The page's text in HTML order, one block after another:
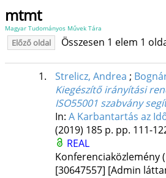
mtmt
Magyar Tudományos Művek Tára
Előző oldal Összesen 1 elem 1
1. Strelicz, Andrea ;
Kiegészítő irányítási
ISO55001 szabvány
In: A Karbantartás az
(2019) 185 p. pp. 111-
REAL
Konferenciaközlemény
[30647557] [Admin